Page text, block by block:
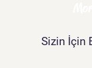
Sizin İçin